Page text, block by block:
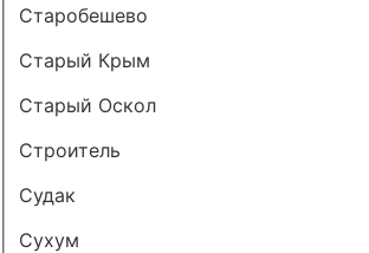
Старобешево
Старый Крым
Старый Оскол
Строитель
Судак
Сухум